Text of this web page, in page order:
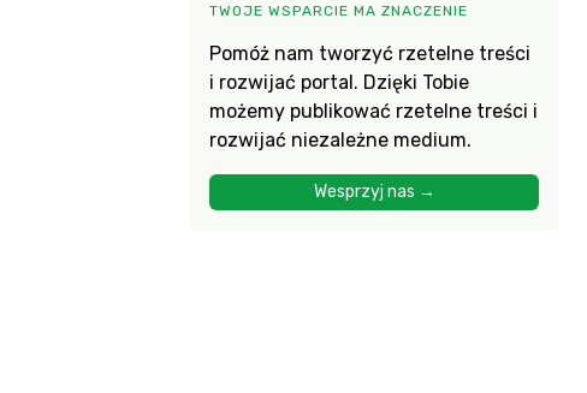
TWOJE WSPARCIE MA ZNACZENIE
Pomóż nam tworzyć rzetelne treści
i rozwijać portal. Dzięki Tobie
możemy publikować rzetelne treści i
rozwijać niezależne medium.
Wesprzyj nas →